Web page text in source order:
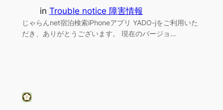
in Trouble notice 障害情報
じゃらんnet宿泊検索iPhoneアプリ YADO-jをご利用いた
だき、ありがとうございます。 現在のバージョ…